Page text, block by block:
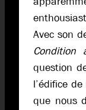
Avec son
Condition
question
l’édifice
que nous